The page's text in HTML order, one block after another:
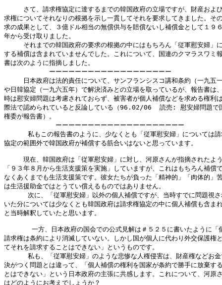
さて、請求権協定に達するまでの韓国政府の立場ですが、財産およ
求権についてそれなりの根拠を示し一貫してそれを要求してきました。そ
求の成果として、３億ドル相当の無償供与を賠償ないし補償金として１９
年から受け取りました。
それまでの韓国政府の要求の根拠の中にはもちろん「従軍慰安婦」
する補償は含まれていませんでした。これについて、国連のクマラスワミ
書は次のように指摘しました。
ーーーーーーーーーーーーーーーーーーー
日本政府は法的責任について、サンフランシスコ講和条約（一九五
や日韓協定（一九六五年）で解決済みとの立場を取っているが、報告書は
時は慰安婦問題は考慮されておらず、被害者が個人補償などを求める権利
際法で認められていると反論している（96.02/06  読売: 慰安婦問題で
権委が報告書）。
             ーーーーーーーーーーーーーーーーーーーー
私もこの報告書のように、少なくとも「従軍慰安婦」については
協定の範囲外で韓国政府が補償する筋合いはないと思っています。
現在、韓国政府は「従軍慰安婦」に対し、河原さんが指摘されたよ
「９３年８月から生活支援策を実施」していますが、これはもちろん補償
なくあくまでも生活支援策です。彼女たちが負った「精神的」「肉体的」
は生活援助金ではとうてい償えるものではありません。
次に、「従軍慰安婦」以外の個人補償ですが、当時すでに問題視
いた分については少なくとも韓国政府は請求権協定の中に個人補償も含ま
と当時解釈していたと思います。
一方、日本政府の国会での公式見解は＃５２５に書いたように「
請求権は条約により消滅していない。しかし国が個人に代わり外交保護権
てそれを請求することはできない」というものです。
私も、「従軍慰安婦」のような悲惨な人権侵害は、財産権などお
決がつく問題とは違って、「個人補償の権利を国家が条約で勝手に放棄す
とはできない」という日本政府の主張に共感します。これについて、河原
はどのようにお考えでしょうか？